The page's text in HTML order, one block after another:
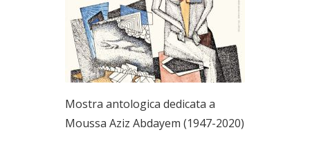
Mostra antologica dedicata a
Moussa Aziz Abdayem (1947-2020)